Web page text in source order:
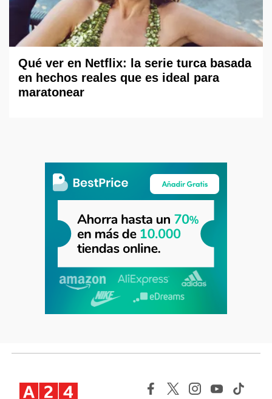
Qué ver en Netflix: la serie turca basada
en hechos reales que es ideal para
maratonear